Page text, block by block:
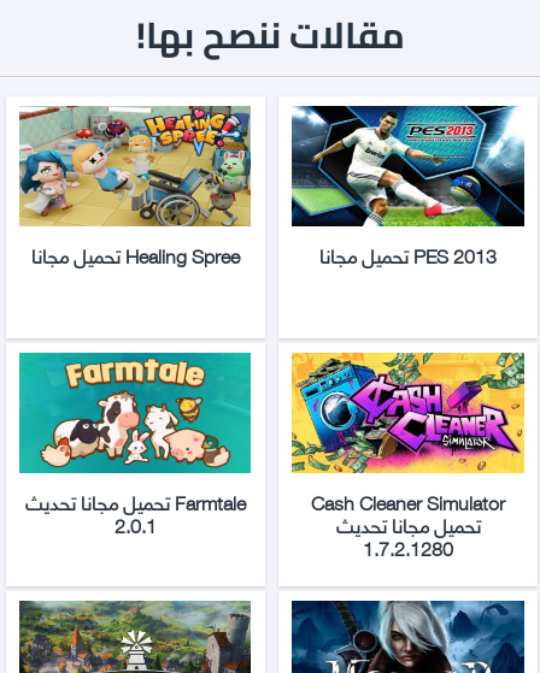
مقالات ننصح بها!
PES 2013 تحميل مجانا Healing Spree تحميل مجانا
Cash Cleaner Simulator
تحميل مجانا تحديث
1.7.2.1280
Farmtale تحميل مجانا تحديث
2.0.1